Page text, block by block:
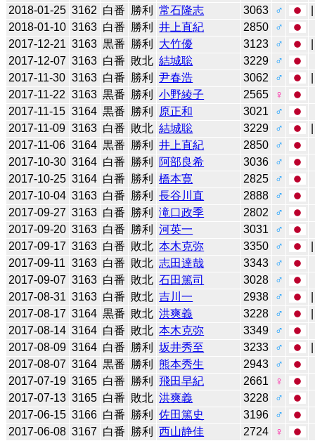
2018-01-25 3162 白番 勝利 常石隆志 3063 ♂
2018-01-10 3163 白番 勝利 井上直紀 2850
♂
2017-12-21 3163 黒番 勝利 大竹優 3123 ♂
2017-12-07 3163 白番 敗北 結城聡 3229
♂
2017-11-30 3163 白番 勝利 尹春浩 3062 ♂
2017-11-22 3163 黒番 勝利 小野綾子 2565
♀
2017-11-15 3164 黒番 勝利 原正和 3021
♂
2017-11-09 3163 白番 敗北 結城聡 3229 ♂
2017-11-06 3164 黒番 勝利 井上直紀 2850
♂
2017-10-30 3164 白番 勝利 阿部良希 3036
♂
2017-10-25 3164 白番 勝利 橋本寛 2825
♂
2017-10-04 3163 白番 勝利 長谷川直 2888
♂
2017-09-27 3163 白番 勝利 滝口政季 2802
♂
2017-09-20 3163 白番 勝利 河英一 3031
♂
2017-09-17 3163 白番 敗北 本木克弥 3350 ♂
2017-09-11 3163 白番 敗北 志田達哉 3343
♂
2017-09-07 3163 白番 敗北 石田篤司 3028
♂
2017-08-31 3163 白番 敗北 吉川一 2938 ♂
2017-08-17 3164 黒番 敗北 洪爽義 3228 ♂
2017-08-14 3164 白番 敗北 本木克弥 3349
♂
2017-08-09 3164 白番 勝利 坂井秀至 3233 ♂
2017-08-07 3164 黒番 勝利 熊本秀生 2943
♂
2017-07-19 3165 白番 勝利 飛田早紀 2661
♀
2017-07-13 3165 白番 敗北 洪爽義 3228
♂
2017-06-15 3166 白番 勝利 佐田篤史 3196
♂
2017-06-08 3167 白番 勝利 西山静佳 2724
♀